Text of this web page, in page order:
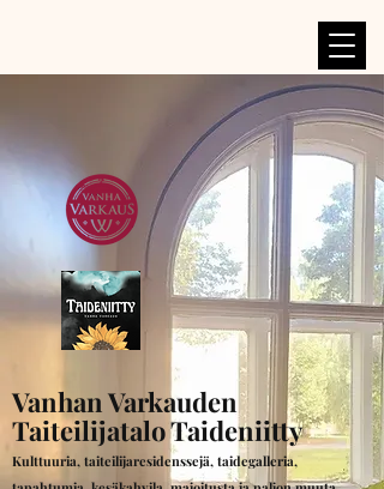
Vanhan Varkauden
Taiteilijatalo Taideniitty
Kulttuuria, taiteilijaresidenssejä, taidegalleria,